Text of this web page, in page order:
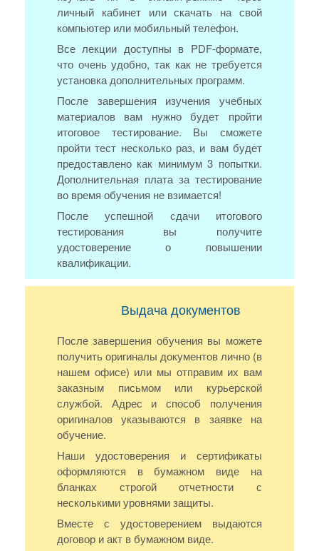
личный кабинет или скачать на свой
компьютер или мобильный телефон.
Все лекции доступны в PDF-формате,
что очень удобно, так как не требуется
установка дополнительных программ.
После завершения изучения учебных
материалов вам нужно будет пройти
итоговое тестирование. Вы сможете
пройти тест несколько раз, и вам будет
предоставлено как минимум 3 попытки.
Дополнительная плата за тестирование
во время обучения не взимается!
После успешной сдачи итогового
тестирования вы получите
удостоверение о повышении
квалификации.
Выдача документов
После завершения обучения вы можете
получить оригиналы документов лично (в
нашем офисе) или мы отправим их вам
заказным письмом или курьерской
службой. Адрес и способ получения
оригиналов указываются в заявке на
обучение.
Наши удостоверения и сертификаты
оформляются в бумажном виде на
бланках строгой отчетности с
несколькими уровнями защиты.
Вместе с удостоверением выдаются
договор и акт в бумажном виде.